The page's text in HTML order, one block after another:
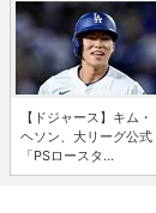
【ドジャース】キム・
ヘソン、大リーグ公式
「PSロースタ...